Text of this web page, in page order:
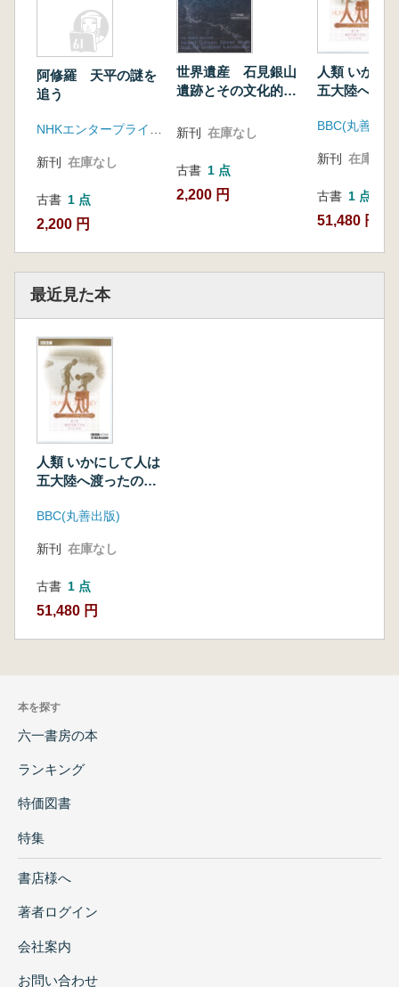
阿修羅 天平の謎を
追う
新刊 在庫なし
古書 1 点
2,200 円
世界遺産 石見銀山
遺跡とその文化的景
新刊 在庫なし
古書 1 点
2,200 円
人類 いかに
五大陸へ渡
BBC(丸善出版
新刊 在庫なし
古書 1 点
51,480 円
最近見た本
人類 いかにして人は
五大陸へ渡ったの
BBC(丸善出版)
新刊 在庫なし
古書 1 点
51,480 円
本を探す
六一書房の本
ランキング
特価図書
特集
書店様へ
著者ログイン
会社案内
お問い合わせ